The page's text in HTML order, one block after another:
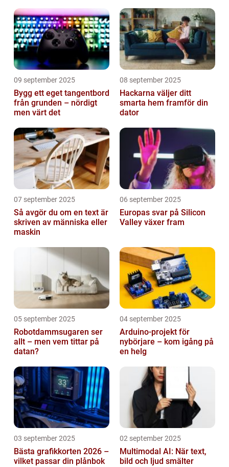
09 september 2025
Bygg ett eget tangentbord
från grunden – nördigt
men värt det
08 september 2025
Hackarna väljer ditt
smarta hem framför din
dator
07 september 2025
Så avgör du om en text är
skriven av människa eller
maskin
06 september 2025
Europas svar på Silicon
Valley växer fram
05 september 2025
Robotdammsugaren ser
allt – men vem tittar på
datan?
04 september 2025
Arduino-projekt för
nybörjare – kom igång på
en helg
03 september 2025
Bästa grafikkorten 2026 –
vilket passar din plånbok
02 september 2025
Multimodal AI: När text,
bild och ljud smälter